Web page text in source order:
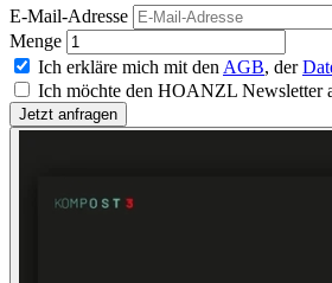
E-Mail-Adresse
Menge
Ich erkläre mich mit den AGB, der
Ich möchte den HOANZL Newsletter